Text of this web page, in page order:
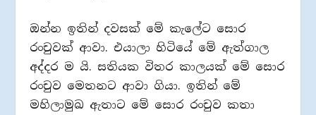
ඔන්න ඉතින් දවසක් මේ කැලේට සොර
රංචුවක් ආවා. එයාලා හිටියේ මේ ඇත්ගාල
අද්දර ම යි. සතියක විතර කාලයක් මේ සොර
රංචුව මෙතනට ආවා ගියා. ඉතින් මේ
මහිලාමුඛ ඇතාට මේ සොර රංචුව කතා